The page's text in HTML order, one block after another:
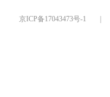
京ICP备17043473号-1